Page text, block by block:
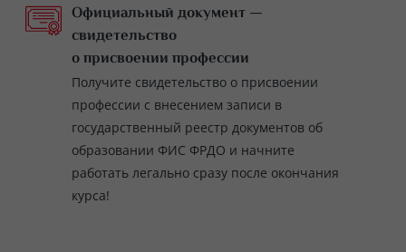
Официальный документ —
свидетельство
о присвоении профессии
Получите свидетельство о присвоении
профессии с внесением записи в
государственный реестр документов об
образовании ФИС ФРДО и начните
работать легально сразу после окончания
курса!